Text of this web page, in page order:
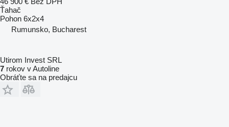
Ťahač
Pohon 6x2x4
Rumunsko, Bucharest
Utirom Invest SRL
7 rokov v Autoline
Obráťte sa na predajcu